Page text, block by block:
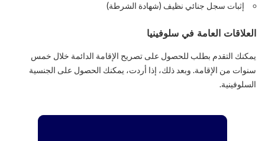
إثبات سجل جنائي نظيف (شهادة الشرطة)
العلاقات العامة في سلوفينيا
يمكنك التقدم بطلب للحصول على تصريح الإقامة الدائمة خلال خمس
سنوات من الإقامة. وبعد ذلك، إذا أردت، يمكنك الحصول على الجنسية
السلوفينية.